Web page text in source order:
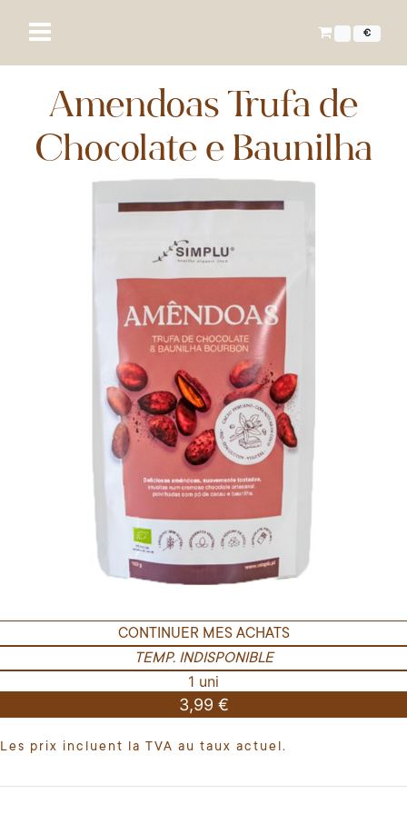
€
Amendoas Trufa de
Chocolate e Baunilha
CONTINUER MES ACHATS
TEMP. INDISPONIBLE
1 uni
3,99 €
Les prix incluent la TVA au taux actuel.